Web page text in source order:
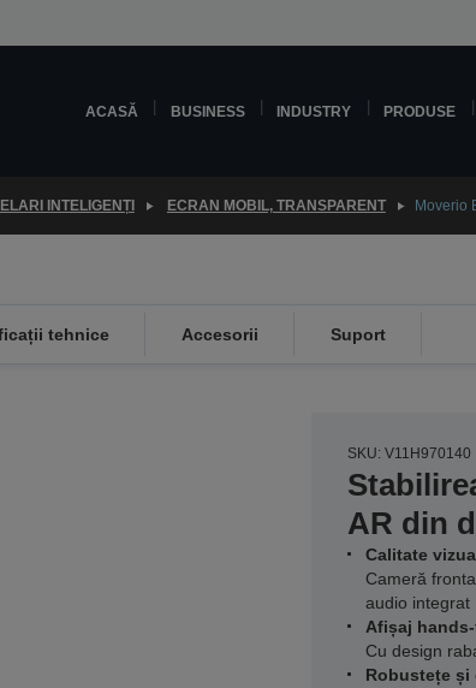
ACASĂ BUSINESS INDUSTRY PRODUSE
INTELIGENȚI ECRAN MOBIL, TRANSPARENT Moverio
tehnice Accesorii Suport
SKU: V11H970140
AR din
Calitate
Cameră
audio integrat
Afișaj
Cu design
Robustețe